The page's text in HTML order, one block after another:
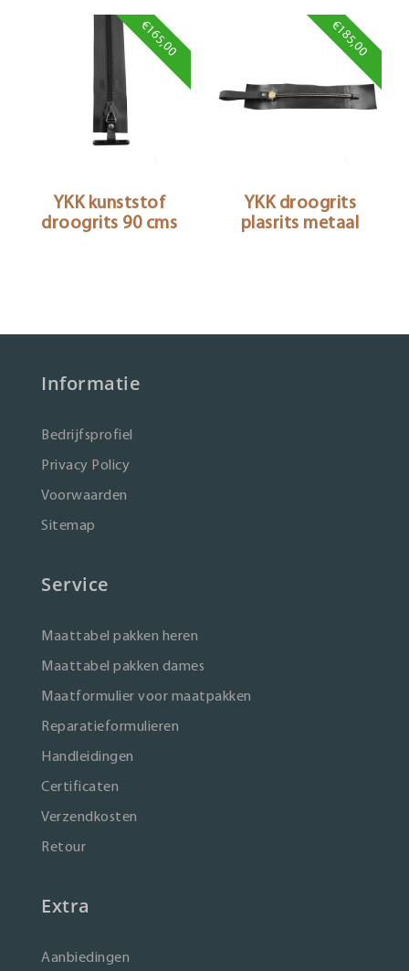
€165,00
YKK kunststof
droogrits 90 cms
€185,00
YKK droogrits
plasrits metaal
Informatie
Bedrijfsprofiel
Privacy Policy
Voorwaarden
Sitemap
Service
Maattabel pakken heren
Maattabel pakken dames
Maatformulier voor maatpakken
Reparatieformulieren
Handleidingen
Certificaten
Verzendkosten
Retour
Extra
Aanbiedingen